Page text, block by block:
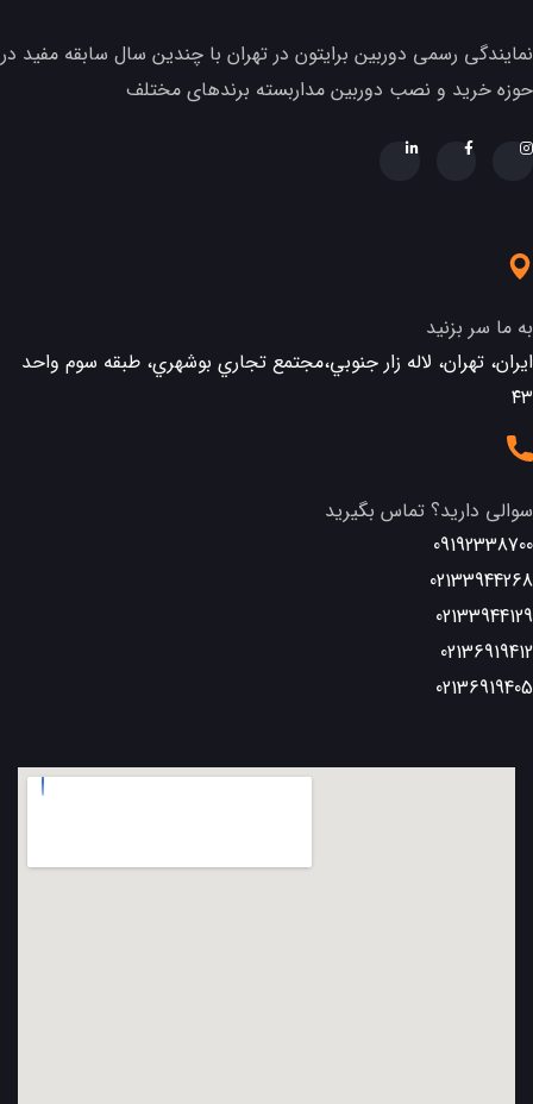
نمایندگی رسمی دوربین برایتون در تهران با چندین سال سابقه مفید در
حوزه خرید و نصب دوربین مداربسته برندهای مختلف
به ما سر بزنید
ایران، تهران، لاله زار جنوبي،مجتمع تجاري بوشهري، طبقه سوم واحد
٤٣
سوالی دارید؟ تماس بگیرید
09192338700
02133944268
02133944129
02136919412
02136919405